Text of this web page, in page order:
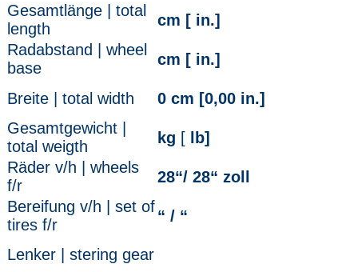
Gesamtlänge | total
length
cm [ in.]
Radabstand | wheel
base
cm [ in.]
Breite | total width
0 cm [0,00 in.]
Gesamtgewicht |
total weigth
kg [ lb]
Räder v/h | wheels
f/r
28“/ 28“ zoll
Bereifung v/h | set of
tires f/r
“ / “
Lenker | stering gear